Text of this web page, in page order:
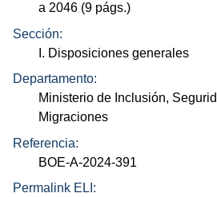
a 2046 (9 págs.)
Sección:
I. Disposiciones generales
Departamento:
Ministerio de Inclusión,
Migraciones
Referencia:
BOE-A-2024-391
Permalink ELI: